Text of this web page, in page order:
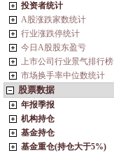
投资者统计
A股涨跌家数统计
行业涨跌停统计
今日A股股东盈亏
上市公司行业景气排行榜
市场换手率中位数统计
股票数据
年报季报
机构持仓
基金持仓
基金重仓(持仓大于5%)